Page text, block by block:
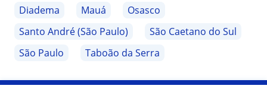
Diadema
Mauá
Osasco
Santo André (São Paulo)
São Caetano do Sul
São Paulo
Taboão da Serra